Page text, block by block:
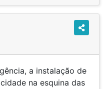
a instalação de
na esquina das